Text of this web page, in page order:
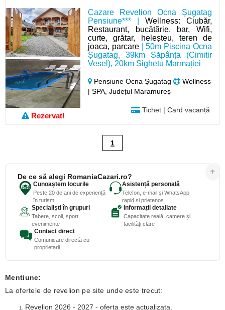
Rezervat!
Cazare Revelion Ocna Șugatag
Pensiune*** |Wellness: Ciubăr,
Restaurant, bucătărie, bar, Wifi,
curte, grătar, heleșteu, teren de
joaca, parcare| 50m Piscina Ocna
Șugatag, 39km Săpânța (Cimitir
Vesel), 20km Sighetu Marmației
Pensiune Ocna Șugatag
Wellness
| SPA, Județul Maramureș
Tichet | Card vacanță
1
De ce să alegi RomaniaCazari.ro?
Cunoaștem locurile
Peste 20 de ani de experiență
în turism
Asistență personală
Telefon, e-mail și WhatsApp
rapid și prietenos
Specialiști în grupuri
Tabere, școli, sport,
evenimente
Informații detaliate
Capacitate reală, camere și
facilități clare
Contact direct
Comunicare directă cu
proprietarii
Mentiune:
La ofertele de revelion pe site unde este trecut:
Revelion 2026 - 2027 - oferta este actualizata.